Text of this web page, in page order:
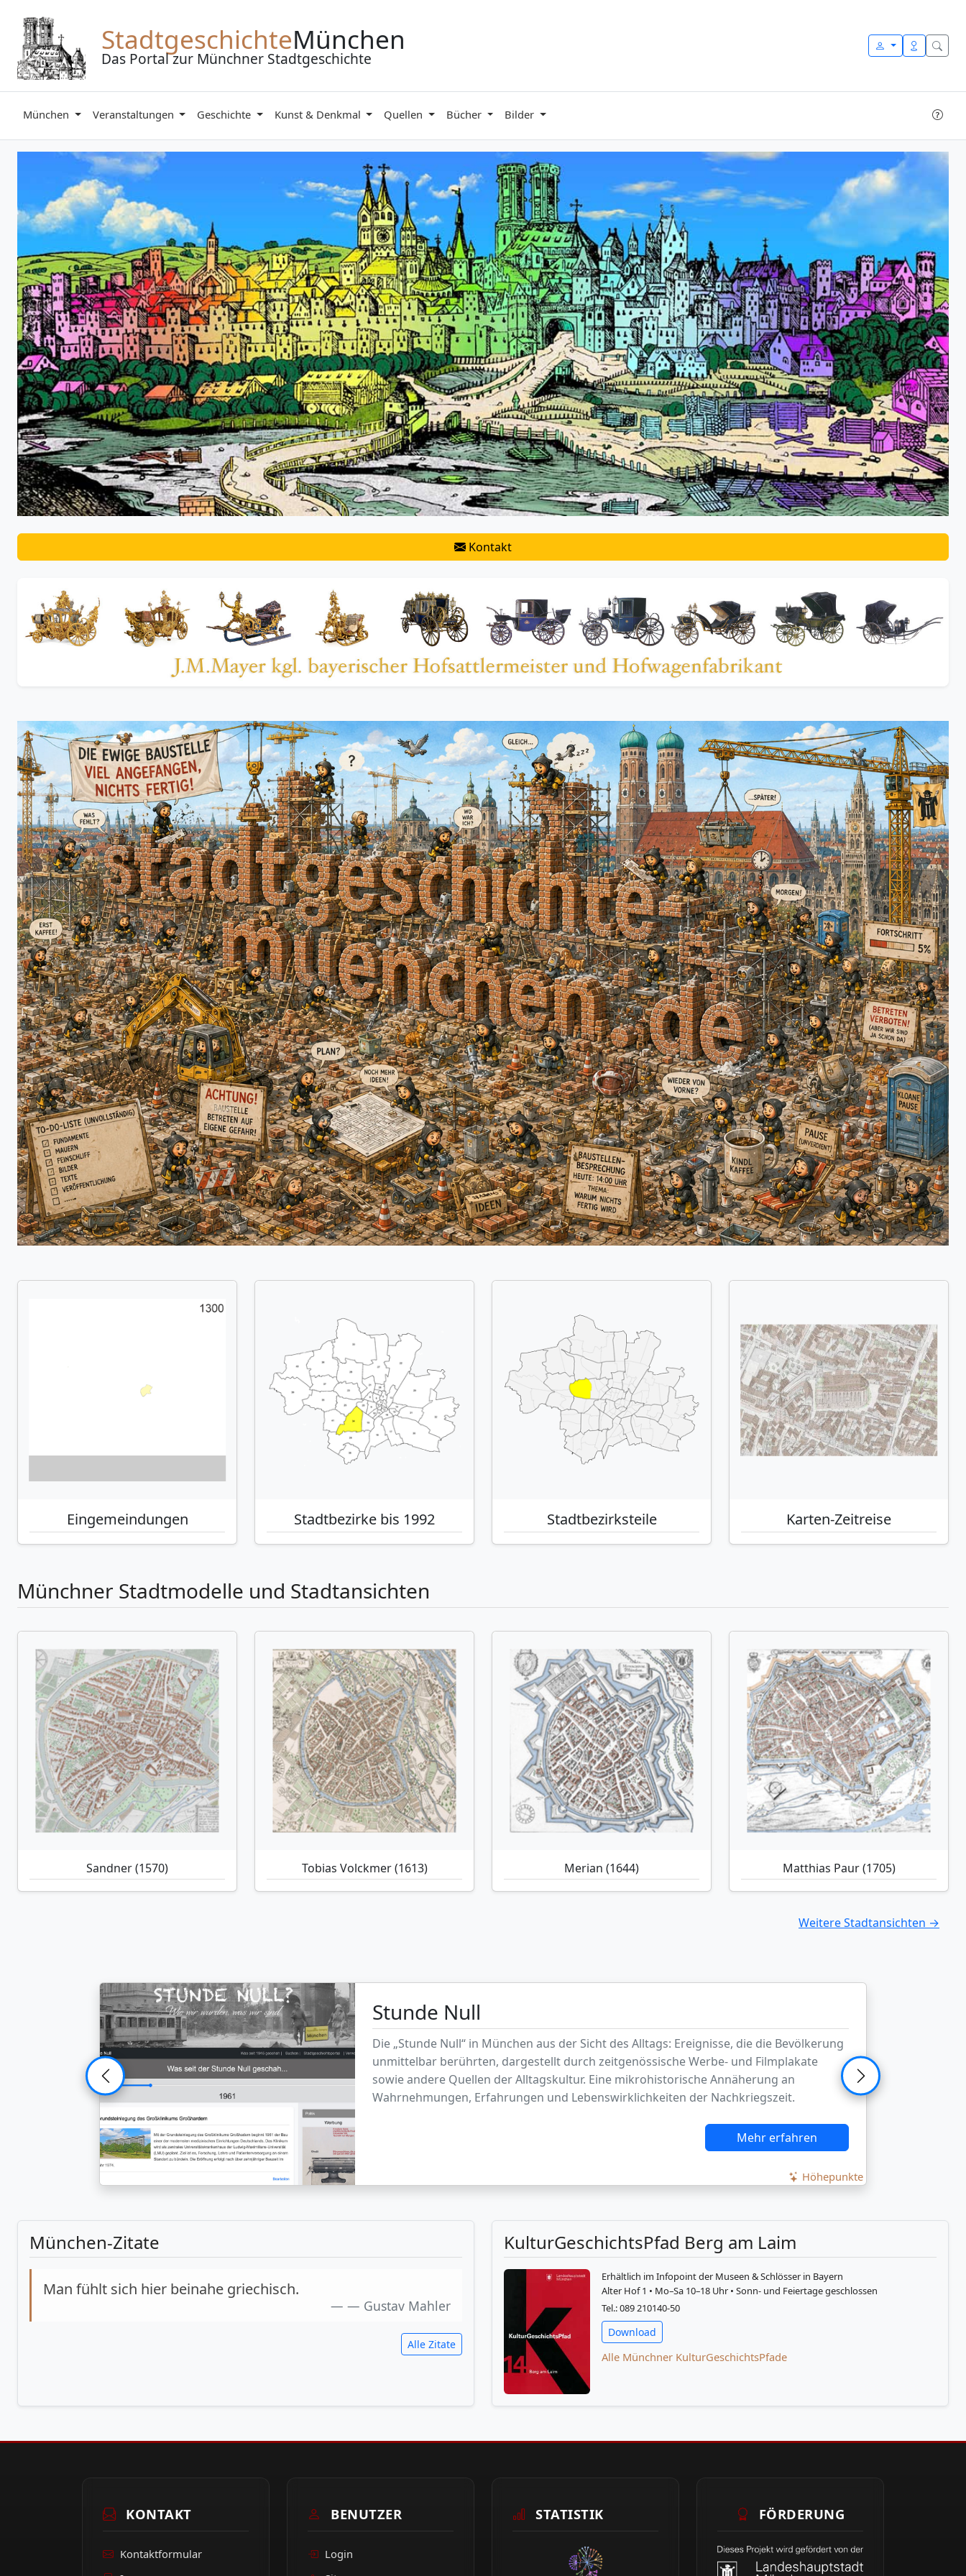
StadtgeschichteMünchen
Das Portal zur Münchner Stadtgeschichte
München Veranstaltungen Geschichte Kunst & Denkmal Quellen Bücher Bilder
Kontakt
Eingemeindungen Stadtbezirke bis 1992 Stadtbezirksteile Karten-Zeitreise
Münchner Stadtmodelle und Stadtansichten
Sandner (1570) Tobias Volckmer (1613) Merian (1644) Matthias Paur (1705)
Weitere Stadtansichten →
Historisches Adressbuch München
Es enthält Angaben zu Einwohnern, Unternehmen, Behörden und Vereinen mit ihren
jeweiligen Adressen. Die Verzeichnisse dokumentieren die Entwicklung Münchens über
viele Jahrzehnte und ermöglichen die Recherche nach Personen, Berufen, Firmen und
Straßen.
Mehr erfahren
München-Zitate KulturGeschichtsPfad Berg am Laim
Erhältlich im Infopoint der Museen & Schlösser in Bayern
Alter Hof 1 • Mo–Sa 10–18 Uhr • Sonn- und Feiertage geschlossen
Tel.: 089 210140-50
Login